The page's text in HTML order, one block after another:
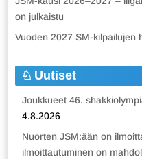
on julkaistu
Vuoden 2027 SM-kilpailujen
Uutiset
Joukkueet 46.
4.8.2026
Nuorten JSM:ään on
ilmoittautuminen on